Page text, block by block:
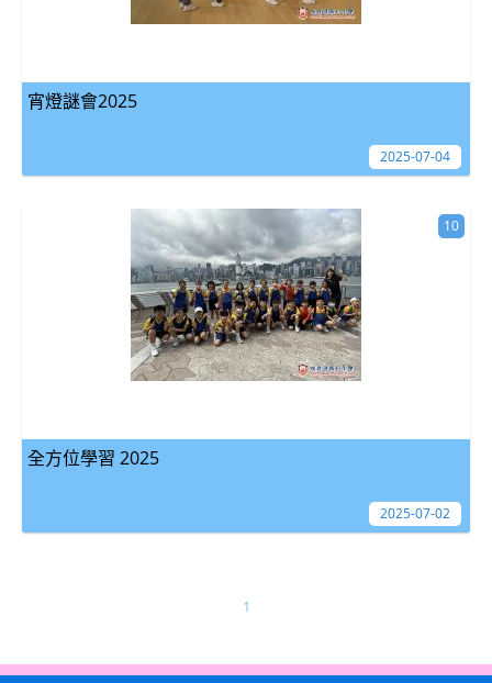
宵燈謎會2025
2025-07-04
全方位學習 2025
10
2025-07-02
1